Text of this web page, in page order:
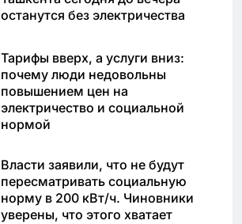
останутся без электричества
Тарифы вверх, а услуги вниз:
почему люди недовольны
повышением цен на
электричество и социальной
нормой
Власти заявили, что не будут
пересматривать социальную
норму в 200 кВт/ч. Чиновники
уверены, что этого хватает